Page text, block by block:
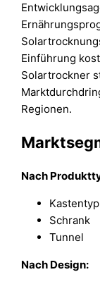
Einführung
Solartrockner
Regionen.
Nach
Kastentyp
Schrank
Tunnel
Nach Design: